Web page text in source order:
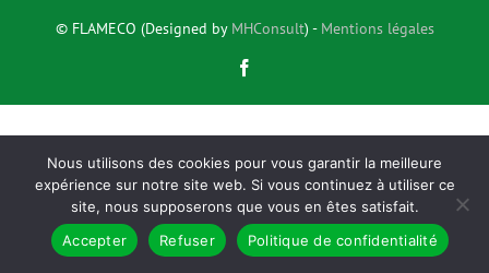
© FLAMECO (Designed by MHConsult) - Mentions légales
Nous utilisons des cookies pour vous garantir la meilleure
expérience sur notre site web. Si vous continuez à utiliser ce
site, nous supposerons que vous en êtes satisfait.
Accepter
Refuser Politique de confidentialité